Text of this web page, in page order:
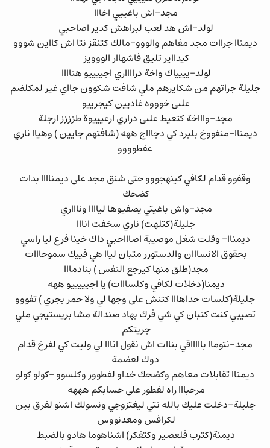
مجد-اش باغييي اخااا
لولد-اش هد لعب لبراهش كدير اصاحبي
ديمناا جراات مجد مفاهم والووو-مالك كتنقز نتا اش كااين شووو
كيدااير تليق فاشهاار الووويز
لولد-يييياك واخة درااااري اجييييو هناااا
جليلة جراتهم من شكايرهم ملي شافت شكوون جااي غير لمكلضم
علىى خوووه غاديين كيجرييو
مجد-واااخة كتعيط علىى دراري ارعيييوة طزززز ارجلة
ديمناا-منفووخ بلبرد كي دجاااج ههه (شافتهم جايين ) وهياا ناري
عفطوووو
وقفوو قدام لكافي كينهجووو حتى شنق مجد على ديمناااا بدات
كضحك
مجد-واش باغيتي يصفيوها لياااا وناااري
جليلة(كتلهت) ناري سخفت انااا
ديمناا- وقلت شغل موصيبة اصاااحبي داك خينا فرع ليا راسي
بحقوق الانسااان والدستورر متبان لياا هي فييك سموحااات
مجد(طلق منها كيرجع النفس ) بنادمااا
ديمنا(دخلات لكافي وكلسااات) يا اجيييييو ههه
جليلة(كلسات حداهااا كتنش على وجها لي ولا حمر بجري ) تفووو
تصيبي كنت كنبان كي شي فرك بهاد صندالة مشا بريستيجي ملي
جريتكم
مجد-نتوماا باااااقي بناات اش نقول انااا لي وليت كي لفرخ قدام
دوك لعضمة
ديمناا تقابلات معاهم وكضحك خداو لفطوور وكلسوو –كولو كولو
مرحبااا راه لفطور على حسابكم هههه
جليلة-دخلت عليك بالله نتي ليغتزوجي ونسولك اشنو لفرق بين
لكرافس ومعدنووس
ديمنة(كترب فلعصير وكتفكر) اشناهوما هادو بالضبط